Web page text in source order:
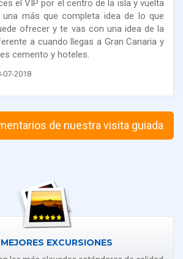
el VIP por el centro de la isla y vuelta
más que completa idea de lo que
ofrecer y te vas con una idea de la
a cuando llegas a Gran Canaria y
cemento y hoteles.
07-2018
de nuestra visita guiada
EXCURSIONES